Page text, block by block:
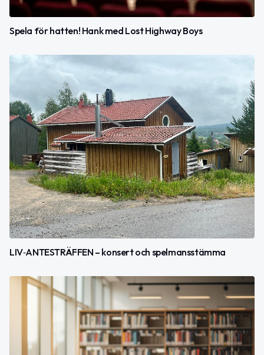
Spela för hatten! Hank med Lost Highway Boys
LIV‑ANTESTRÄFFEN – konsert och spelmansstämma